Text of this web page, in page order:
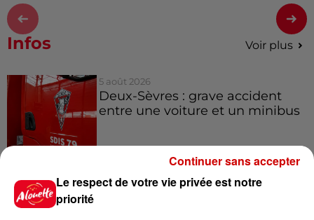
Infos Voir plus
5 août 2026
Deux-Sèvres : grave accident
entre une voiture et un minibus
Violences conjugales : le chef
Le respect de votre vie privée est notre
priorité
Continuer sans accepter